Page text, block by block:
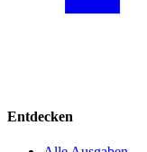
Entdecken